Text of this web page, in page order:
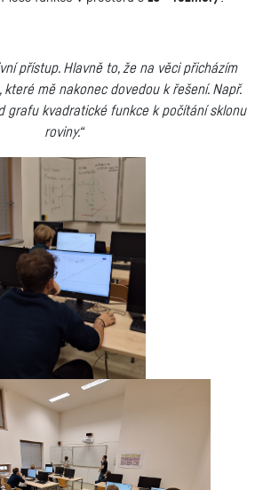
přístup. Hlavně to, že na věci přicházím
které mě nakonec dovedou k řešení. Např.
grafu kvadratické funkce k počítání sklonu
roviny.“